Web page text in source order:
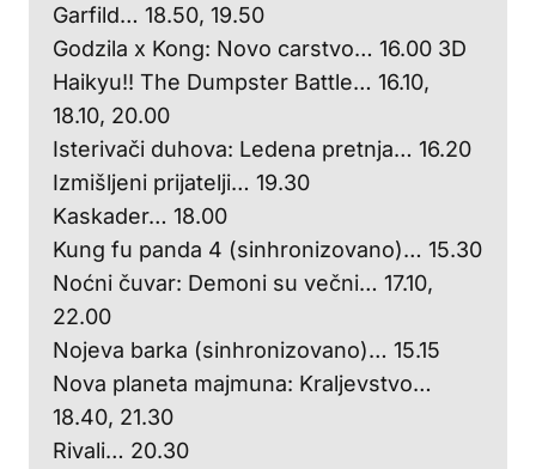
Garfild… 18.50, 19.50
Godzila x Kong: Novo carstvo… 16.00 3D
Haikyu!! The Dumpster Battle… 16.10,
18.10, 20.00
Isterivači duhova: Ledena pretnja… 16.20
Izmišljeni prijatelji… 19.30
Kaskader… 18.00
Kung fu panda 4 (sinhronizovano)… 15.30
Noćni čuvar: Demoni su večni… 17.10,
22.00
Nojeva barka (sinhronizovano)… 15.15
Nova planeta majmuna: Kraljevstvo…
18.40, 21.30
Rivali… 20.30